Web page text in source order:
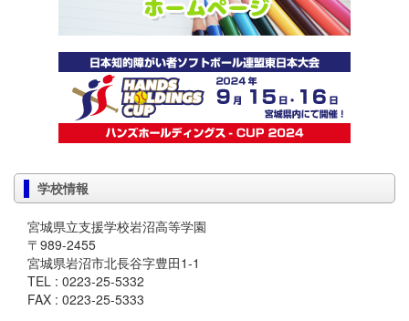
学校情報
宮城県立支援学校岩沼高等学園
〒989-2455
宮城県岩沼市北長谷字豊田1-1
TEL : 0223-25-5332
FAX : 0223-25-5333